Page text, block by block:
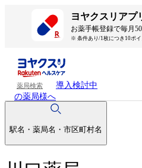
ヨヤクスリアプ
お薬手帳登録で毎月
※ 条件あり/1枚につき10ポ
薬局検索
導入検討中
の薬局様へ
駅名・薬局名・市区町村名
処方せんを送って待ち時間を短く
処方せんを送って待ち時間を短く